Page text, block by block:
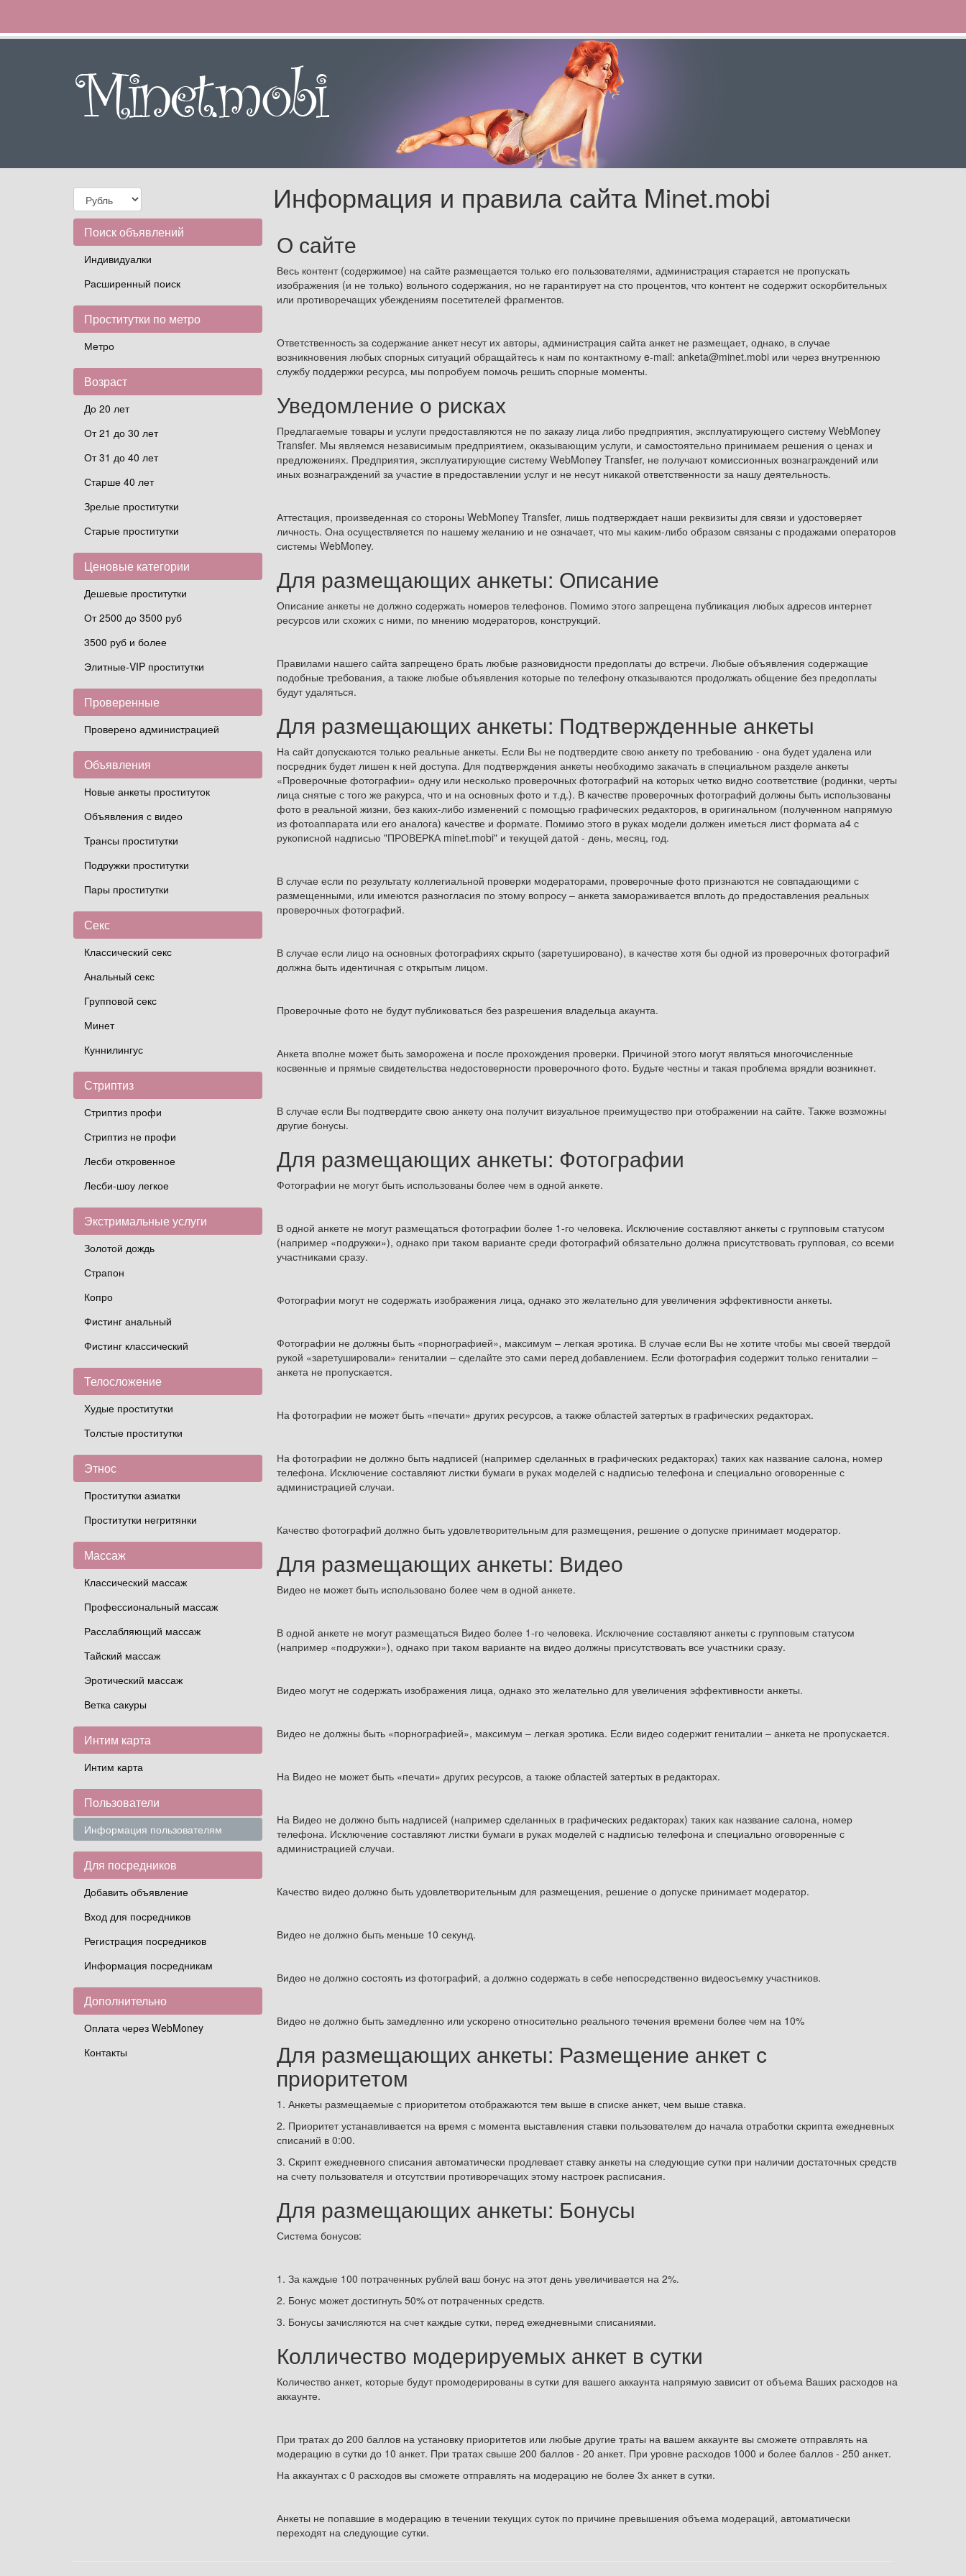
Поиск объявлений
Индивидуалки
Расширенный поиск
Проститутки по метро
Метро
Возраст
До 20 лет
От 21 до 30 лет
От 31 до 40 лет
Старше 40 лет
Зрелые проститутки
Старые проститутки
Ценовые категории
Дешевые проститутки
От 2500 до 3500 руб
3500 руб и более
Элитные-VIP проститутки
Проверенные
Проверено администрацией
Объявления
Новые анкеты проституток
Объявления с видео
Трансы проститутки
Подружки проститутки
Пары проститутки
Секс
Классический секс
Анальный секс
Групповой секс
Минет
Куннилингус
Стриптиз
Стриптиз профи
Стриптиз не профи
Лесби откровенное
Лесби-шоу легкое
Экстримальные услуги
Золотой дождь
Страпон
Копро
Фистинг анальный
Фистинг классический
Телосложение
Худые проститутки
Толстые проститутки
Этнос
Проститутки азиатки
Проститутки негритянки
Массаж
Классический массаж
Профессиональный массаж
Расслабляющий массаж
Тайский массаж
Эротический массаж
Ветка сакуры
Интим карта
Интим карта
Пользователи
Информация пользователям
Для посредников
Добавить объявление
Вход для посредников
Регистрация посредников
Информация посредникам
Дополнительно
Оплата через WebMoney
Контакты
Информация и правила сайта Minet.mobi
О сайте
Весь контент (содержимое) на сайте размещается только его пользователями, администрация старается не пропускать
изображения (и не только) вольного содержания, но не гарантирует на сто процентов, что контент не содержит оскорбительных
или противоречащих убеждениям посетителей фрагментов.
Ответственность за содержание анкет несут их авторы, администрация сайта анкет не размещает, однако, в случае
возникновения любых спорных ситуаций обращайтесь к нам по контактному e-mail: anketa@minet.mobiили через внутреннюю
службу поддержки ресурса, мы попробуем помочь решить спорные моменты.
Уведомление о рисках
Предлагаемые товары и услуги предоставляются не по заказу лица либо предприятия, эксплуатирующего систему WebMoney
Transfer. Мы являемся независимым предприятием, оказывающим услуги, и самостоятельно принимаем решения о ценах и
предложениях. Предприятия, эксплуатирующие систему WebMoney Transfer, не получают комиссионных вознаграждений или
иных вознаграждений за участие в предоставлении услуг и не несут никакой ответственности за нашу деятельность.
Аттестация, произведенная со стороны WebMoney Transfer, лишь подтверждает наши реквизиты для связи и удостоверяет
личность. Она осуществляется по нашему желанию и не означает, что мы каким-либо образом связаны с продажами операторов
системы WebMoney.
Для размещающих анкеты: Описание
Описание анкеты не должно содержать номеров телефонов. Помимо этого запрещена публикация любых адресов интернет
ресурсов или схожих с ними, по мнению модераторов, конструкций.
Правилами нашего сайта запрещено брать любые разновидности предоплаты до встречи. Любые объявления содержащие
подобные требования, а также любые объявления которые по телефону отказываются продолжать общение без предоплаты
будут удаляться.
Для размещающих анкеты: Подтвержденные анкеты
На сайт допускаются только реальные анкеты. Если Вы не подтвердите свою анкету по требованию - она будет удалена или
посредник будет лишен к ней доступа. Для подтверждения анкеты необходимо закачать в специальном разделе анкеты
«Проверочные фотографии» одну или несколько проверочных фотографий на которых четко видно соответствие (родинки, черты
лица снятые с того же ракурса, что и на основных фото и т.д.). В качестве проверочных фотографий должны быть использованы
фото в реальной жизни, без каких-либо изменений с помощью графических редакторов, в оригинальном (полученном напрямую
из фотоаппарата или его аналога) качестве и формате. Помимо этого в руках модели должен иметься лист формата а4 с
рукописной надписью "ПРОВЕРКА minet.mobi" и текущей датой - день, месяц, год.
В случае если по результату коллегиальной проверки модераторами, проверочные фото признаются не совпадающими с
размещенными, или имеются разногласия по этому вопросу – анкета замораживается вплоть до предоставления реальных
проверочных фотографий.
В случае если лицо на основных фотографиях скрыто (заретушировано), в качестве хотя бы одной из проверочных фотографий
должна быть идентичная с открытым лицом.
Проверочные фото не будут публиковаться без разрешения владельца акаунта.
Анкета вполне может быть заморожена и после прохождения проверки. Причиной этого могут являться многочисленные
косвенные и прямые свидетельства недостоверности проверочного фото. Будьте честны и такая проблема врядли возникнет.
В случае если Вы подтвердите свою анкету она получит визуальное преимущество при отображении на сайте. Также возможны
другие бонусы.
Для размещающих анкеты: Фотографии
Фотографии не могут быть использованы более чем в одной анкете.
В одной анкете не могут размещаться фотографии более 1-го человека. Исключение составляют анкеты с групповым статусом
(например «подружки»), однако при таком варианте среди фотографий обязательно должна присутствовать групповая, со всеми
участниками сразу.
Фотографии могут не содержать изображения лица, однако это желательно для увеличения эффективности анкеты.
Фотографии не должны быть «порнографией», максимум – легкая эротика. В случае если Вы не хотите чтобы мы своей твердой
рукой «заретушировали» гениталии – сделайте это сами перед добавлением. Если фотография содержит только гениталии –
анкета не пропускается.
На фотографии не может быть «печати» других ресурсов, а также областей затертых в графических редакторах.
На фотографии не должно быть надписей (например сделанных в графических редакторах) таких как название салона, номер
телефона. Исключение составляют листки бумаги в руках моделей с надписью телефона и специально оговоренные с
администрацией случаи.
Качество фотографий должно быть удовлетворительным для размещения, решение о допуске принимает модератор.
Для размещающих анкеты: Видео
Видео не может быть использовано более чем в одной анкете.
В одной анкете не могут размещаться Видео более 1-го человека. Исключение составляют анкеты с групповым статусом
(например «подружки»), однако при таком варианте на видео должны присутствовать все участники сразу.
Видео могут не содержать изображения лица, однако это желательно для увеличения эффективности анкеты.
Видео не должны быть «порнографией», максимум – легкая эротика. Если видео содержит гениталии – анкета не пропускается.
На Видео не может быть «печати» других ресурсов, а также областей затертых в редакторах.
На Видео не должно быть надписей (например сделанных в графических редакторах) таких как название салона, номер
телефона. Исключение составляют листки бумаги в руках моделей с надписью телефона и специально оговоренные с
администрацией случаи.
Качество видео должно быть удовлетворительным для размещения, решение о допуске принимает модератор.
Видео не должно быть меньше 10 секунд.
Видео не должно состоять из фотографий, а должно содержать в себе непосредственно видеосъемку участников.
Видео не должно быть замедленно или ускорено относительно реального течения времени более чем на 10%
Для размещающих анкеты: Размещение анкет с
приоритетом
1. Анкеты размещаемые с приоритетом отображаются тем выше в списке анкет, чем выше ставка.
2. Приоритет устанавливается на время с момента выставления ставки пользователем до начала отработки скрипта ежедневных
списаний в 0:00.
3. Скрипт ежедневного списания автоматически продлевает ставку анкеты на следующие сутки при наличии достаточных средств
на счету пользователя и отсутствии противоречащих этому настроек расписания.
Для размещающих анкеты: Бонусы
Система бонусов:
1. За каждые 100 потраченных рублей ваш бонус на этот день увеличивается на 2%.
2. Бонус может достигнуть 50% от потраченных средств.
3. Бонусы зачисляются на счет каждые сутки, перед ежедневными списаниями.
Колличество модерируемых анкет в сутки
Количество анкет, которые будут промодерированы в сутки для вашего аккаунта напрямую зависит от объема Ваших расходов на
аккаунте.
При тратах до 200 баллов на установку приоритетов или любые другие траты на вашем аккаунте вы сможете отправлять на
модерацию в сутки до 10 анкет. При тратах свыше 200 баллов - 20 анкет. При уровне расходов 1000 и более баллов - 250 анкет.
На аккаунтах с 0 расходов вы сможете отправлять на модерацию не более 3х анкет в сутки.
Анкеты не попавшие в модерацию в течении текущих суток по причине превышения объема модераций, автоматически
переходят на следующие сутки.